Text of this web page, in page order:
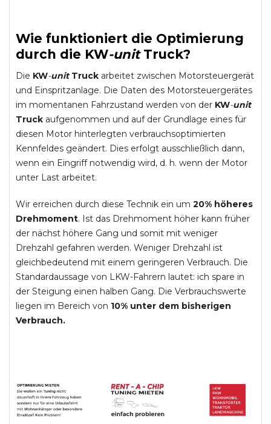
Wie funktioniert die Optimierung
durch die KW-unit Truck?
Die KW-unit Truck arbeitet zwischen Motorsteuergerät
und Einspritzanlage. Die Daten des Motorsteuergerätes
im momentanen Fahrzustand werden von der KW-unit
Truck aufgenommen und auf der Grundlage eines für
diesen Motor hinterlegten verbrauchsoptimierten
Kennfeldes geändert. Dies erfolgt ausschließlich dann,
wenn ein Eingriff notwendig wird, d. h. wenn der Motor
unter Last arbeitet.
Wir erreichen durch diese Technik ein um 20% höheres
Drehmoment. Ist das Drehmoment höher kann früher
der nächst höhere Gang und somit mit weniger
Drehzahl gefahren werden. Weniger Drehzahl ist
gleichbedeutend mit einem geringeren Verbrauch. Die
Standardaussage von LKW-Fahrern lautet: ich spare in
der Steigung einen halben Gang. Die Verbrauchswerte
liegen im Bereich von 10% unter dem bisherigen
Verbrauch.